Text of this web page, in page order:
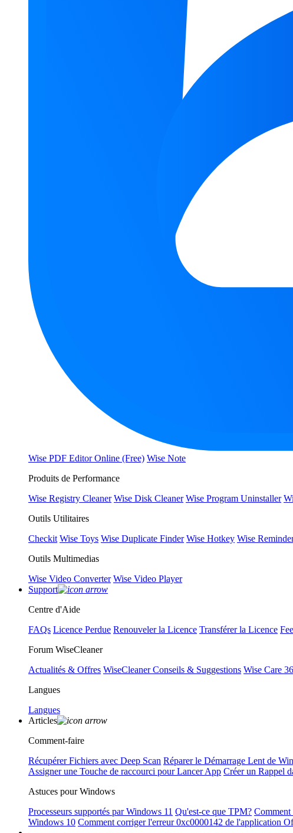
Wise PDF Editor Online (Free) Wise Note
Produits de Performance
Wise Registry Cleaner Wise Disk Cleaner Wise Program Uninstaller
Outils Utilitaires
Checkit Wise Toys Wise Duplicate Finder Wise Hotkey Wise
Outils Multimedias
Wise Video Converter Wise Video Player
Support
Centre d'Aide
FAQs Licence Perdue Renouveler la Licence Transférer la Licence
Forum WiseCleaner
Actualités & Offres WiseCleaner Conseils & Suggestions Wise Care
Langues
Langues
Articles
Comment-faire
Récupérer Fichiers avec Deep Scan Réparer le Démarrage Lent de
Assigner une Touche de raccourci pour Lancer App Créer un Rappel
Astuces pour Windows
Processeurs supportés par Windows 11 Qu'est-ce que TPM? Comment
Windows 10 Comment corriger l'erreur 0xc0000142 de l'application